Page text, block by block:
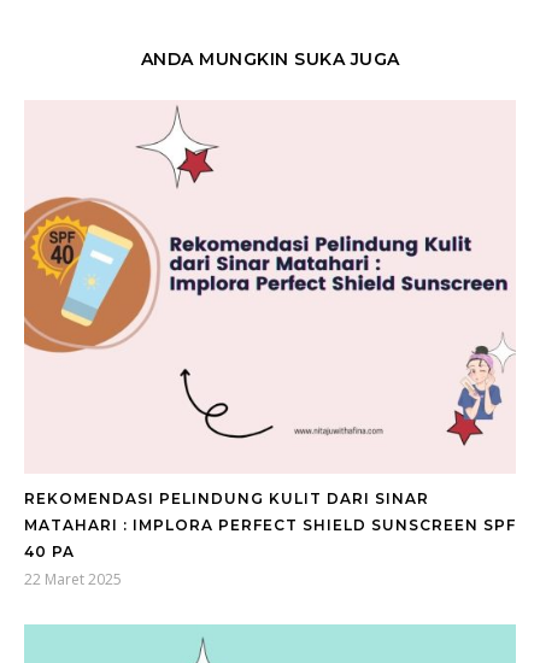
ANDA MUNGKIN SUKA JUGA
REKOMENDASI PELINDUNG KULIT DARI SINAR
MATAHARI : IMPLORA PERFECT SHIELD SUNSCREEN SPF
40 PA
22 Maret 2025